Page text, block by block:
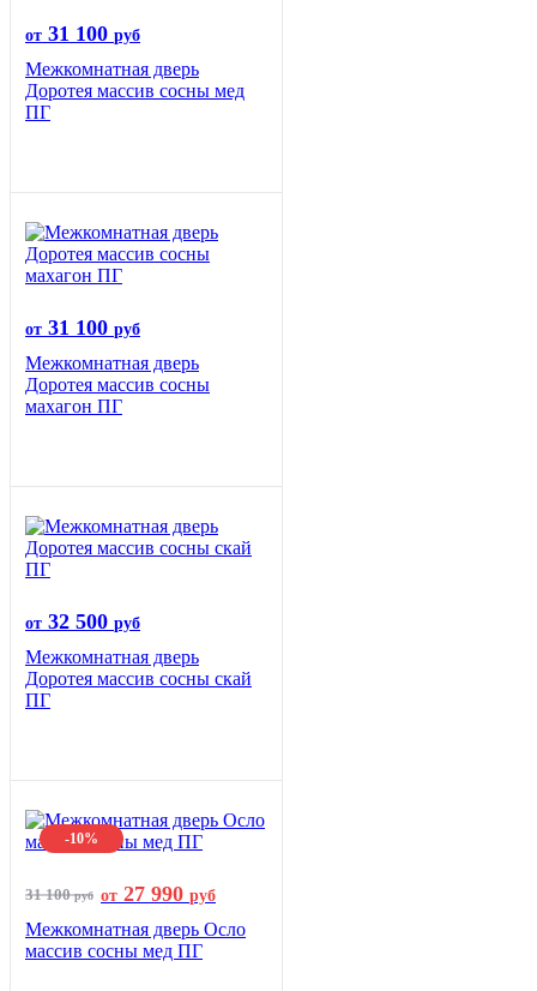
от 31 100 руб
Межкомнатная дверь
Доротея массив сосны мед
ПГ
от 31 100 руб
Межкомнатная дверь
Доротея массив сосны
махагон ПГ
от 32 500 руб
Межкомнатная дверь
Доротея массив сосны скай
ПГ
-10%
31 100руб от 27 990 руб
Межкомнатная дверь Осло
массив сосны мед ПГ